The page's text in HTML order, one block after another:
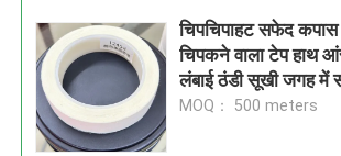
चिपचिपाहट सफेद कपास
चिपकने वाला टेप हाथ
लंबाई ठंडी सूखी जगह में
MOQ： 500 meters